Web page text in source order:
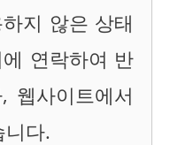
지 않은 상태
연락하여 반
웹사이트에서
니다.